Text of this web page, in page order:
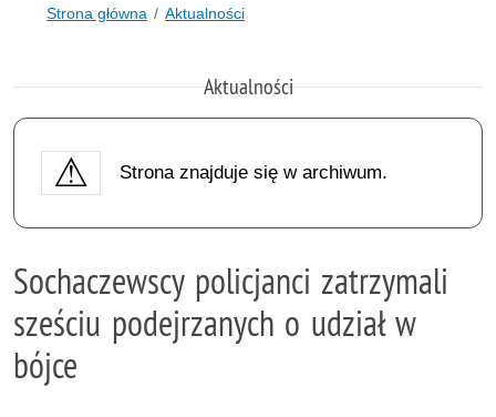
Strona główna Aktualności
Aktualności
Strona znajduje się w archiwum.
Sochaczewscy policjanci zatrzymali
sześciu podejrzanych o udział w
bójce